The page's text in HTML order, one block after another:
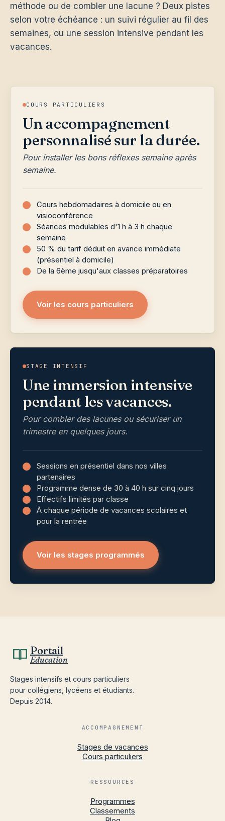
méthode ou de combler une lacune ? Deux pistes
selon votre échéance : un suivi régulier au fil des
semaines, ou une session intensive pendant les
vacances.
COURS PARTICULIERS
Un accompagnement
personnalisé sur la durée.
Pour installer les bons réflexes semaine après
semaine.
Cours hebdomadaires à domicile ou en
visioconférence
Séances modulables d'1 h à 3 h chaque
semaine
50 % du tarif déduit en avance immédiate
(présentiel à domicile)
De la 6ème jusqu'aux classes préparatoires
Voir les cours particuliers
STAGE INTENSIF
Une immersion intensive
pendant les vacances.
Pour combler des lacunes ou sécuriser un
trimestre en quelques jours.
Sessions en présentiel dans nos villes
partenaires
Programme dense de 30 à 40 h sur cinq jours
Effectifs limités par classe
À chaque période de vacances scolaires et
pour la rentrée
Voir les stages programmés
Portail
Education
Stages intensifs et cours particuliers
pour collégiens, lycéens et étudiants.
Depuis 2014.
ACCOMPAGNEMENT
Stages de vacances
Cours particuliers
RESSOURCES
Programmes
Classements